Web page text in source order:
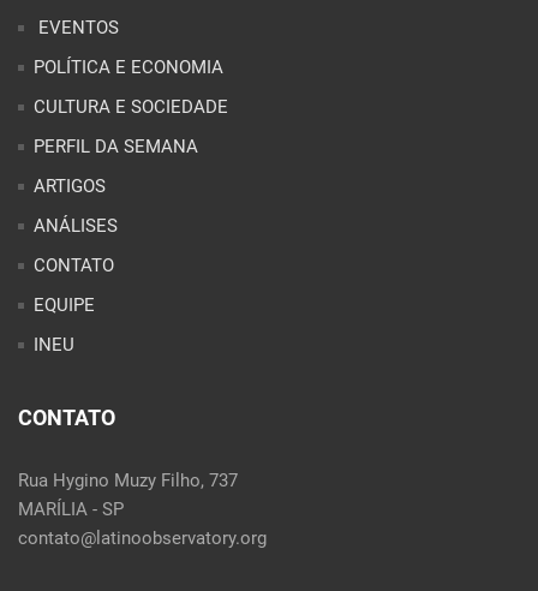
EVENTOS
POLÍTICA E ECONOMIA
CULTURA E SOCIEDADE
PERFIL DA SEMANA
ARTIGOS
ANÁLISES
CONTATO
EQUIPE
INEU
CONTATO
Rua Hygino Muzy Filho, 737
MARÍLIA - SP
contato@latinoobservatory.org